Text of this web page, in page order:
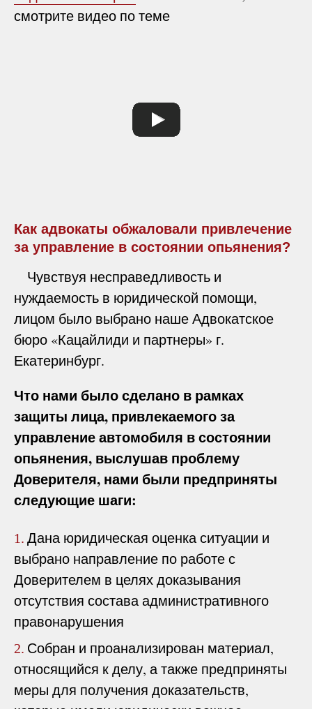
смотрите видео по теме
Как адвокаты обжаловали привлечение
за управление в состоянии опьянения?
Чувствуя несправедливость и
нуждаемость в юридической помощи,
лицом было выбрано наше Адвокатское
бюро «Кацайлиди и партнеры» г.
Екатеринбург.
Что нами было сделано в рамках
защиты лица, привлекаемого за
управление автомобиля в состоянии
опьянения, выслушав проблему
Доверителя, нами были предприняты
следующие шаги:
1. Дана юридическая оценка ситуации и
выбрано направление по работе с
Доверителем в целях доказывания
отсутствия состава административного
правонарушения
2. Собран и проанализирован материал,
относящийся к делу, а также предприняты
меры для получения доказательств,